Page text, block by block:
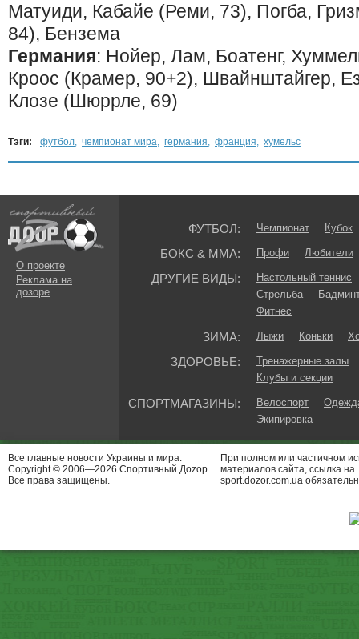
Матуиди, Кабайе (Реми, 73), Погба,
84), Бензема
Германия: Нойер, Лам, Боатенг,
Кроос (Крамер, 90+2), Швайнштайгер,
Клозе (Шюррле, 69)
Тэги: футбол, чемпионат мира, германия, франция, хумельс
О проекте
Реклама на
дозоре
ФУТБОЛ: Чемпионат Кубок
БОКС & ММА: Профи Любители
ДРУГИЕ ВИДЫ:
Настольный теннис
Стрельба
Фитнес
ЗИМА: Лыжи Коньки
ЗДОРОВЬЕ:
Тренажерные залы
Клубы и секции
СПОРТМАГАЗИНЫ: Велоспорт
Экипировка
Все главные новости Украины и мира.
Copyright © 2006—2026 Спортивный Доzор
Все права защищены.
При полном или частичном
материалов сайта, ссылка на
sport.dozor.com.ua